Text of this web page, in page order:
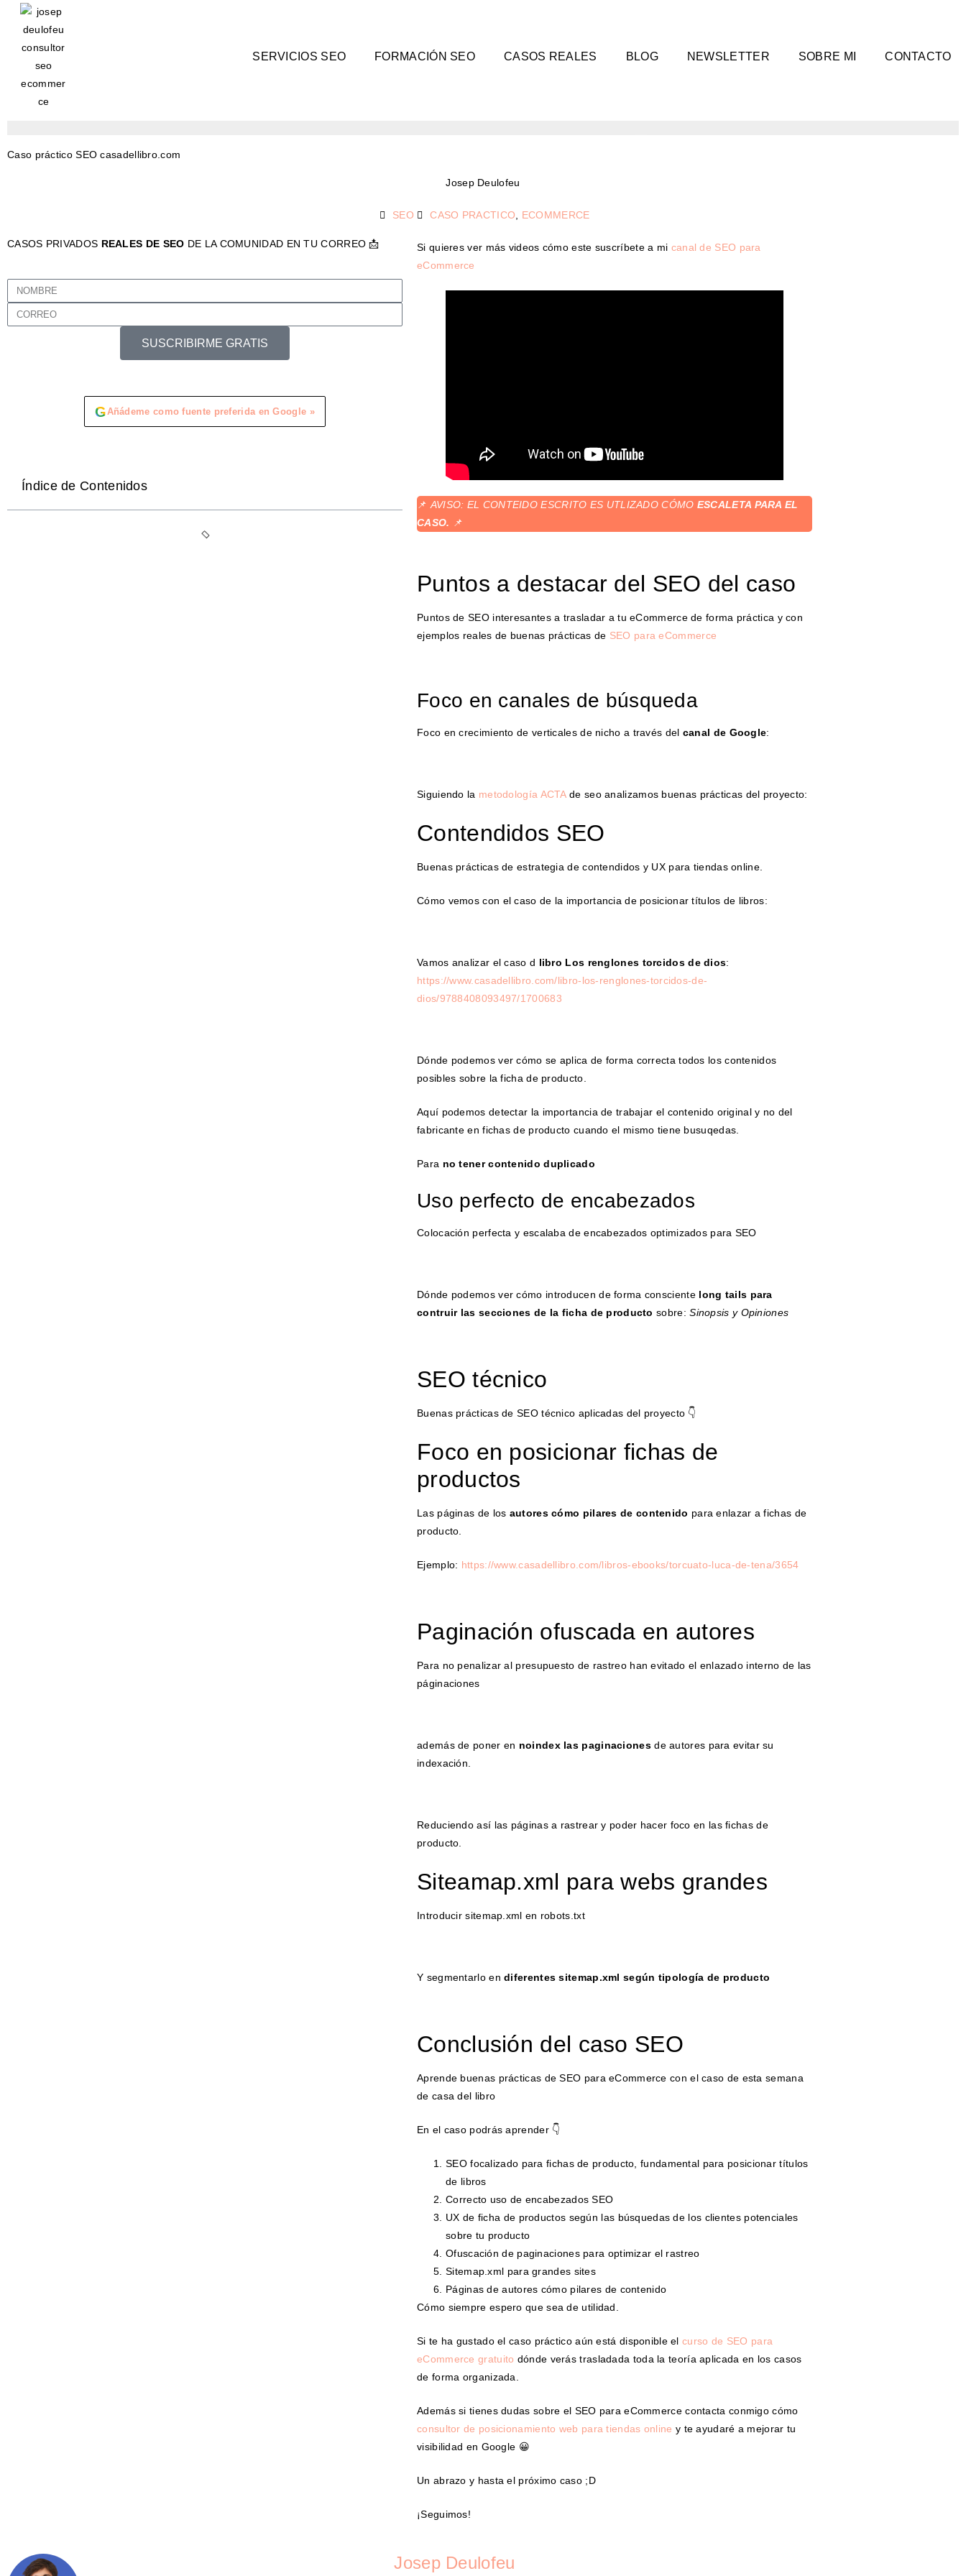
SERVICIOS SEO FORMACIÓN SEO CASOS REALES BLOG NEWSLETTER SOBRE MI CONTACTO
Caso práctico SEO casadellibro.com
Josep Deulofeu
SEO CASO PRACTICO ECOMMERCE
CASOS PRIVADOS REALES DE SEO DE LA COMUNIDAD EN TU CORREO 📩
SUSCRIBIRME GRATIS
GAñádeme como fuente preferida en Google »
Índice de Contenidos
Si quieres ver más videos cómo este suscríbete a mi canal de SEO para
eCommerce
📌AVISO: EL CONTEIDO ESCRITO ES UTLIZADO CÓMO ESCALETA PARA EL
CASO. 📌
Puntos a destacar del SEO del caso
Puntos de SEO interesantes a trasladar a tu eCommerce de forma práctica y con
ejemplos reales de buenas prácticas de SEO para eCommerce
Foco en canales de búsqueda
Foco en crecimiento de verticales de nicho a través del canal de Google:
Siguiendo la metodología ACTAde seo analizamos buenas prácticas del proyecto:
Contendidos SEO
Buenas prácticas de estrategia de contendidos y UX para tiendas online.
Cómo vemos con el caso de la importancia de posicionar títulos de libros:
Vamos analizar el caso d libro Los renglones torcidos de dios:
https://www.casadellibro.com/libro-los-renglones-torcidos-de-
dios/9788408093497/1700683
Dónde podemos ver cómo se aplica de forma correcta todos los contenidos
posibles sobre la ficha de producto.
Aquí podemos detectar la importancia de trabajar el contenido original y no del
fabricante en fichas de producto cuando el mismo tiene busuqedas.
Para no tener contenido duplicado
Uso perfecto de encabezados
Colocación perfecta y escalaba de encabezados optimizados para SEO
Dónde podemos ver cómo introducen de forma consciente long tails para
contruir las secciones de la ficha de producto sobre:Sinopsis y Opiniones
SEO técnico
Buenas prácticas de SEO técnico aplicadas del proyecto 👇
Foco en posicionar fichas de
productos
Las páginas de los autores cómo pilares de contenido para enlazar a fichas de
producto.
Ejemplo: https://www.casadellibro.com/libros-ebooks/torcuato-luca-de-tena/3654
Paginación ofuscada en autores
Para no penalizar al presupuesto de rastreo han evitado el enlazado interno de las
páginaciones
además de poner en noindex las paginacionesde autores para evitar su
indexación.
Reduciendo así las páginas a rastrear y poder hacer foco en las fichas de
producto.
Siteamap.xml para webs grandes
Introducir sitemap.xml en robots.txt
Y segmentarlo endiferentes sitemap.xml según tipología de producto
Conclusión del caso SEO
Aprende buenas prácticas de SEO para eCommerce con el caso de esta semana
de casa del libro
En el caso podrás aprender 👇
SEO focalizado para fichas de producto, fundamental para posicionar títulos
de libros
Correcto uso de encabezados SEO
UX de ficha de productos según las búsquedas de los clientes potenciales
sobre tu producto
Ofuscación de paginaciones para optimizar el rastreo
Sitemap.xml para grandes sites
Páginas de autores cómo pilares de contenido
Cómo siempre espero que sea de utilidad.
Si te ha gustado el caso práctico aún está disponible elcurso de SEO para
eCommerce gratuito dónde verás trasladada toda la teoría aplicada en los casos
de forma organizada.
Además si tienes dudas sobre el SEO para eCommerce contacta conmigo cómo
consultor de posicionamiento web para tiendas online y te ayudaré a mejorar tu
visibilidad en Google 😀
Un abrazo y hasta el próximo caso ;D
¡Seguimos!
Josep Deulofeu